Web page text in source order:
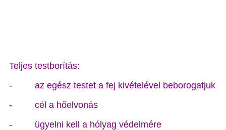
Teljes testborítás:
- az egész testet a fej kivételével beborogatjuk
- cél a hőelvonás
- ügyelni kell a hólyag védelmére